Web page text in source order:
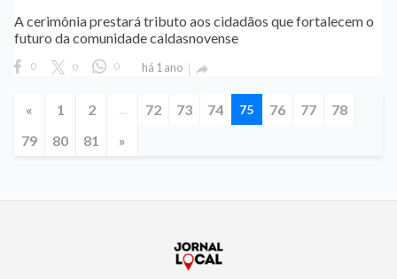
A cerimônia prestará tributo aos cidadãos que fortalecem o
futuro da comunidade caldasnovense
0 0 0 há 1 ano 
« 1 2 ... 72 73 74 75 76 77
78
79
80 81 »